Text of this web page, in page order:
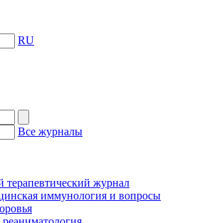
RU
Все журналы
журнал
иммунология и вопросы